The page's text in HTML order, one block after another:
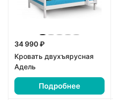
34 990 ₽
Кровать двухъярусная
Адель
Подробнее